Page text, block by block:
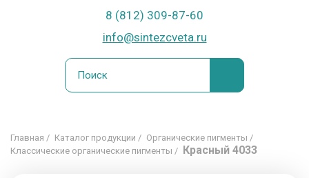
8 (812) 309-87-60
info@sintezcveta.ru
Главная Каталог продукции
Органические пигменты
Классические органические пигменты
Красный 4033